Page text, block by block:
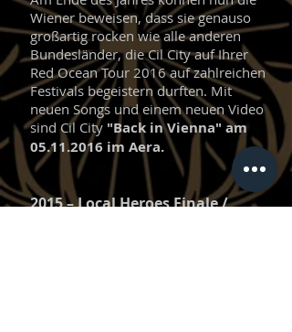
Wiener beweisen, dass sie genauso
großartig rocken wie alle anderen
Bundesländer, die Cil City auf Ihrer
Red Ocean Tour 2016 auf zahlreichen
Festivals begeistern durften. Mit
neuen Songs und einem neuen Video
sind Cil City "Back in Vienna" am
05.11.2016 im Aera.
2015 – Local Heroes Finale /